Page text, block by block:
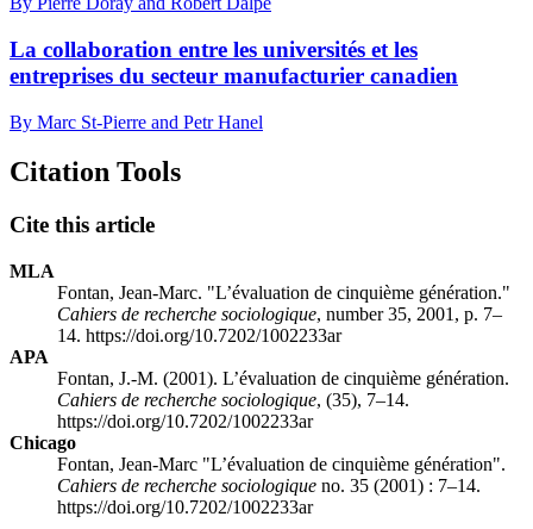
La collaboration entre les universités et les
entreprises du secteur manufacturier canadien
By Marc St-Pierre and Petr Hanel
Citation Tools
Cite this article
MLA
Fontan, Jean-Marc. "L’évaluation de cinquième génération."
Cahiers de recherche sociologique, number 35, 2001, p. 7–
14. https://doi.org/10.7202/1002233ar
APA
Fontan, J.-M. (2001). L’évaluation de cinquième génération.
Cahiers de recherche sociologique, (35), 7–14.
https://doi.org/10.7202/1002233ar
Chicago
Fontan, Jean-Marc "L’évaluation de cinquième génération".
Cahiers de recherche sociologique no. 35 (2001) : 7–14.
https://doi.org/10.7202/1002233ar